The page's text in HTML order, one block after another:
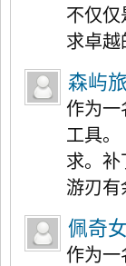
不仅仅
求卓越
森屿
作为一
工具。
求。补
游刃有
佩奇
作为一